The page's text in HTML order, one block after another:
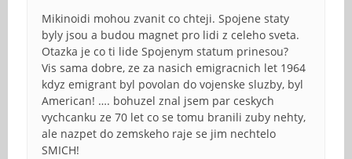
Mikinoidi mohou zvanit co chteji. Spojene staty
byly jsou a budou magnet pro lidi z celeho sveta.
Otazka je co ti lide Spojenym statum prinesou?
Vis sama dobre, ze za nasich emigracnich let 1964
kdyz emigrant byl povolan do vojenske sluzby, byl
American! …. bohuzel znal jsem par ceskych
vychcanku ze 70 let co se tomu branili zuby nehty,
ale nazpet do zemskeho raje se jim nechtelo
SMICH!